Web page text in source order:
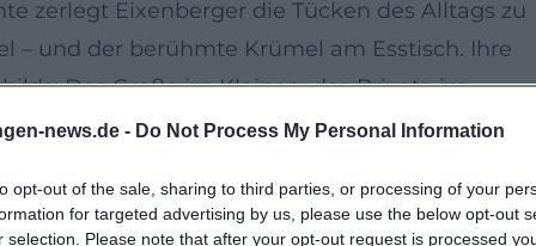
news.de - Do Not Process My Personal Information
opt-out of the sale, sharing to third parties, or processing of your
for targeted advertising by us, please use the below opt-out
selection. Please note that after your opt-out request is processed
zerlegt Eixenberger die Tücken des Alltags zu
– und der berühmte Krümel am Esstisch. Ihre
Das Große im Kleinen, das Private im
Szenenwechseln, das Publikumslachen
und klare Akustik die Nuancen von